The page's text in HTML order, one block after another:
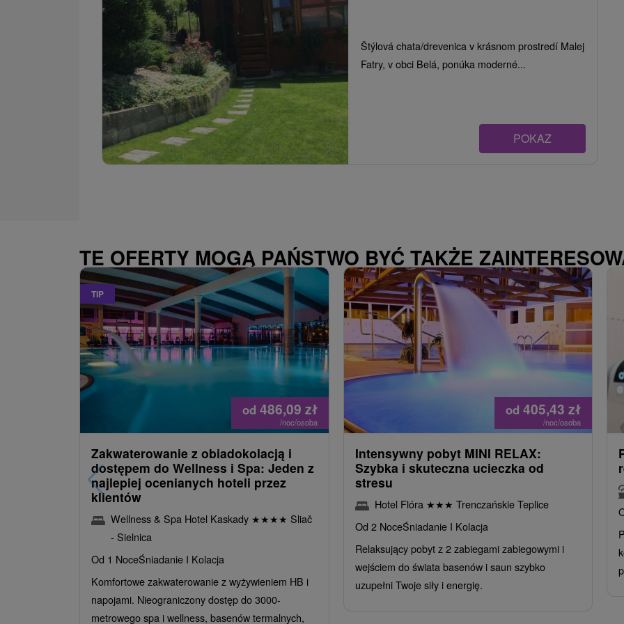
Štýlová chata/drevenica v krásnom prostredí Malej
Fatry, v obci Belá, ponúka moderné...
POKAZ
TE OFERTY MOGĄ PAŃSTWO BYĆ TAKŻE
TIP
od 486,09 zł
/noc/osoba
Zakwaterowanie z obiadokolacją i
dostępem do Wellness i Spa: Jeden z
najlepiej ocenianych hoteli przez
klientów
Wellness & Spa Hotel Kaskady ★★★★ Sliač
- Sielnica
Od 1 NoceŚniadanie I Kolacja
Komfortowe zakwaterowanie z wyżywieniem HB i
napojami. Nieograniczony dostęp do 3000-
metrowego spa i wellness, basenów termalnych,
od 405,43zł
/noc/osoba
Intensywny pobyt MINI RELAX:
Szybka i skuteczna ucieczka od
stresu
Hotel Flóra ★★★ Trenczańskie Teplice
Od 2 NoceŚniadanie I Kolacja
Relaksujący pobyt z 2 zabiegami zabiegowymi i
wejściem do świata basenów i saun szybko
uzupełni Twoje siły i energię.